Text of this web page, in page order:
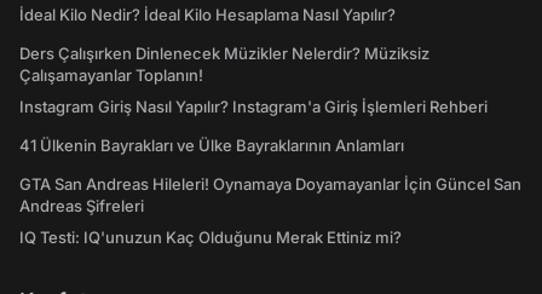
İdeal Kilo Nedir? İdeal Kilo Hesaplama Nasıl Yapılır?
Ders Çalışırken Dinlenecek Müzikler Nelerdir? Müziksiz
Çalışamayanlar Toplanın!
Instagram Giriş Nasıl Yapılır? Instagram'a Giriş İşlemleri Rehberi
41 Ülkenin Bayrakları ve Ülke Bayraklarının Anlamları
GTA San Andreas Hileleri! Oynamaya Doyamayanlar İçin Güncel San
Andreas Şifreleri
IQ Testi: IQ'unuzun Kaç Olduğunu Merak Ettiniz mi?